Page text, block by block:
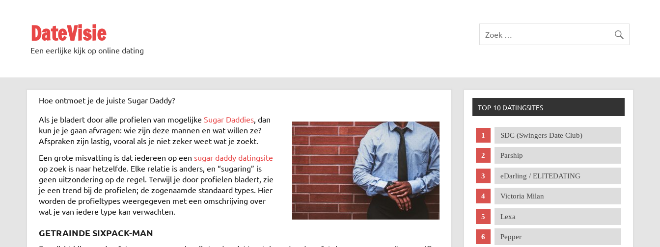
DateVisie
Een eerlijke kijk op online dating
Hoe ontmoet je de juiste Sugar Daddy?
Als je bladert door alle profielen van mogelijke Sugar Daddies, dan
kun je je gaan afvragen: wie zijn deze mannen en wat willen ze?
Afspraken zijn lastig, vooral als je niet zeker weet wat je zoekt.
Een grote misvatting is dat iedereen op een sugar daddy datingsite
op zoek is naar hetzelfde. Elke relatie is anders, en “sugaring” is
geen uitzondering op de regel. Terwijl je door profielen bladert, zie
je een trend bij de profielen; de zogenaamde standaard types. Hier
worden de profieltypes weergegeven met een omschrijving over
wat je van iedere type kan verwachten.
GETRAINDE SIXPACK-MAN
TOP 10 DATINGSITES
SDC (Swingers Date Club)
Parship
eDarling / ELITEDATING
Victoria Milan
Lexa
Pepper